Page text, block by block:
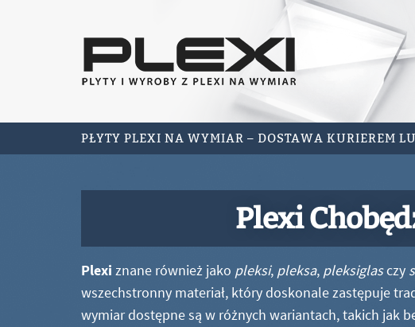
PŁYTY PLEXI NA WYMIAR – DOSTAWA KURIEREM
Plexi
Plexi znane również jako pleksi, pleksa, pleksiglasczy
wszechstronny materiał, który doskonale zastępuje
wymiar dostępne są w różnych wariantach, takich jak